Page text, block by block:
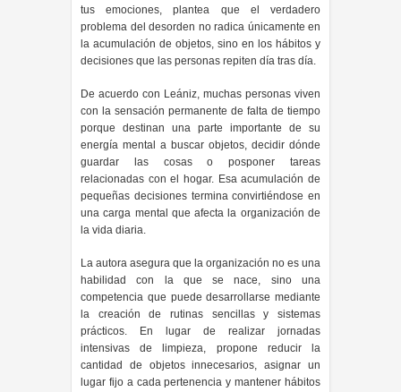
tus emociones, plantea que el verdadero
problema del desorden no radica únicamente en
la acumulación de objetos, sino en los hábitos y
decisiones que las personas repiten día tras día.
De acuerdo con Leániz, muchas personas viven
con la sensación permanente de falta de tiempo
porque destinan una parte importante de su
energía mental a buscar objetos, decidir dónde
guardar las cosas o posponer tareas
relacionadas con el hogar. Esa acumulación de
pequeñas decisiones termina convirtiéndose en
una carga mental que afecta la organización de
la vida diaria.
La autora asegura que la organización no es una
habilidad con la que se nace, sino una
competencia que puede desarrollarse mediante
la creación de rutinas sencillas y sistemas
prácticos. En lugar de realizar jornadas
intensivas de limpieza, propone reducir la
cantidad de objetos innecesarios, asignar un
lugar fijo a cada pertenencia y mantener hábitos